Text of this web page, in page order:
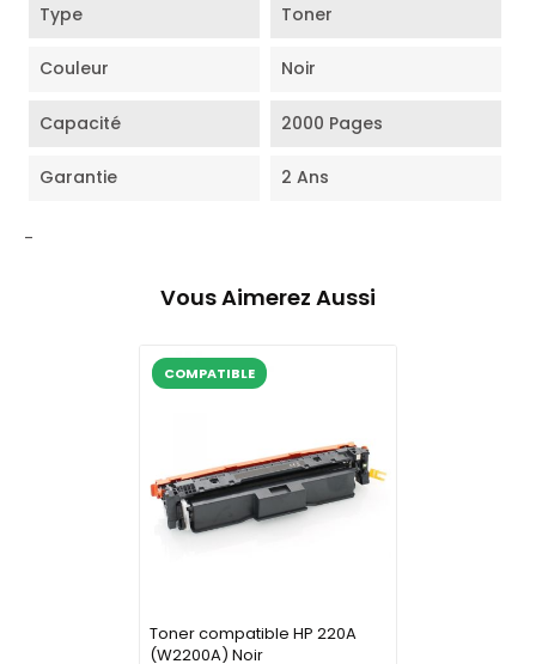
Type Toner
Couleur Noir
Capacité 2000 Pages
Garantie 2 Ans
-
Vous Aimerez Aussi
COMPATIBLE
Toner compatible HP 220A
(W2200A) Noir